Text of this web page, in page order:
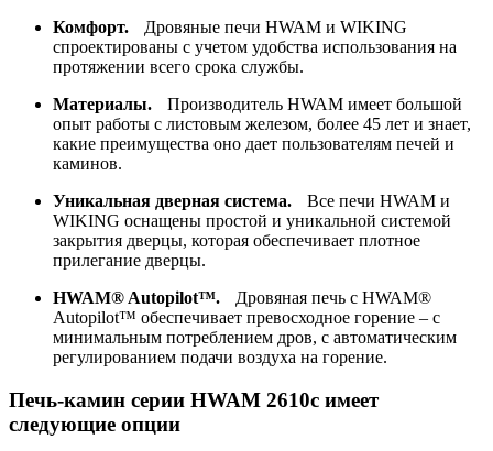
Комфорт.
Дровяные печи HWAM и WIKING
спроектированы с учетом удобства использования на
протяжении всего срока службы.
Материалы.
Производитель HWAM имеет большой
опыт работы с листовым железом, более 45 лет и знает,
какие преимущества оно дает пользователям печей и
каминов.
Уникальная дверная система.
Все печи HWAM и
WIKING оснащены простой и уникальной системой
закрытия дверцы, которая обеспечивает плотное
прилегание дверцы.
HWAM® Autopilot™.
Дровяная печь с HWAM®
Autopilot™ обеспечивает превосходное горение – с
минимальным потреблением дров, с автоматическим
регулированием подачи воздуха на горение.
Печь-камин серии HWAM 2610c имеет
следующие опции